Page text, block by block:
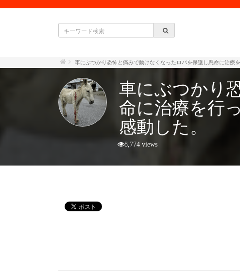
車にぶつかり恐怖と痛みで動けなくなったロバを保護し懸命に治療
車にぶつかり
命に治療を行
感動した。
8,774 views